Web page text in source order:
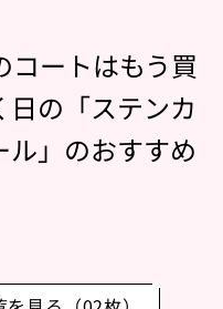
コートはもう買
の「ステンカ
」のおすすめ